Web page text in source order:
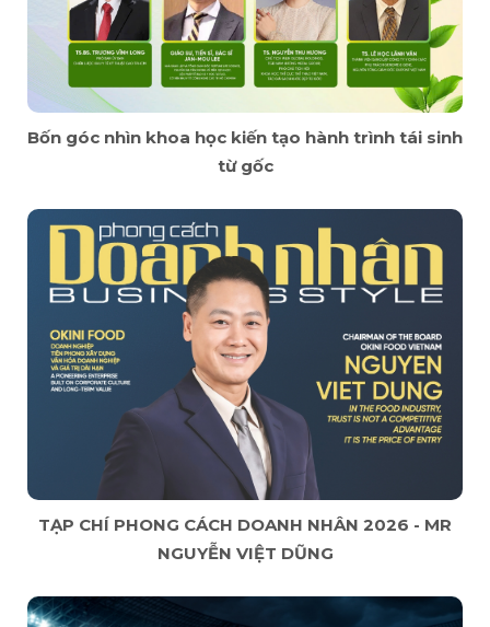
Bốn góc nhìn khoa học kiến tạo hành trình tái sinh
từ gốc
TẠP CHÍ PHONG CÁCH DOANH NHÂN 2026 - MR
NGUYỄN VIỆT DŨNG